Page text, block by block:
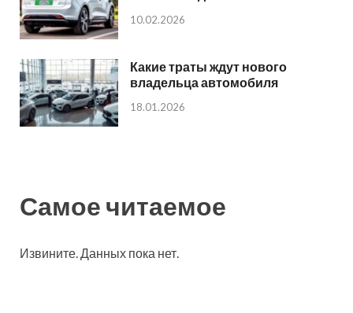
10.02.2026
Какие траты ждут нового
владельца автомобиля
18.01.2026
Самое читаемое
Извините. Данных пока нет.